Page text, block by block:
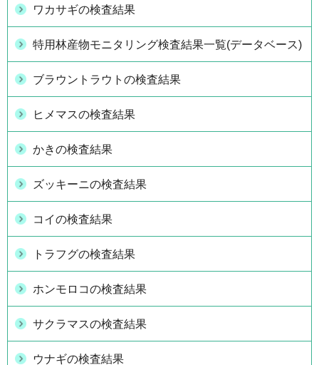
ワカサギの検査結果
特用林産物モニタリング検査結果一覧(データベース)
ブラウントラウトの検査結果
ヒメマスの検査結果
かきの検査結果
ズッキーニの検査結果
コイの検査結果
トラフグの検査結果
ホンモロコの検査結果
サクラマスの検査結果
ウナギの検査結果